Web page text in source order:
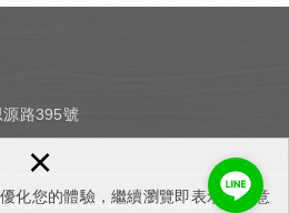
化您的體驗，繼續瀏覽即表示您同意
×
路395號
Rights Reserved.隱私權保護政策